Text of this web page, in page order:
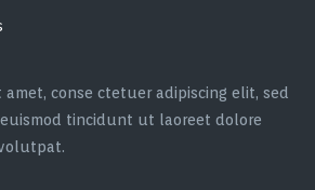
amet, conse ctetuer adipiscing elit, sed
tincidunt ut laoreet dolore